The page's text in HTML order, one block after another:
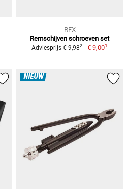
RFX
Remschijven schroeven set
Adviesprijs € 9,982 € 9,001
NIEUW